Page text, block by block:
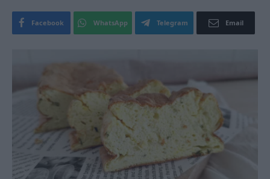
Facebook WhatsApp Telegram Email